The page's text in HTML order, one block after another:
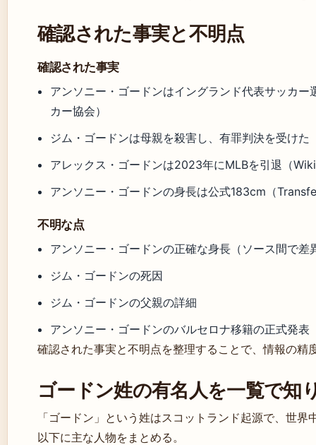
確認された事実と不明点
確認された事実
アンソニー・ゴードンはイングランド代表サッカ
カー協会）
ジム・ゴードンは母親を殺害し、有罪判決を受け
アレックス・ゴードンは2023年にMLBを引退（
アンソニー・ゴードンの身長は公式183cm（
不明な点
アンソニー・ゴードンの正確な身長（ソース間で差
ジム・ゴードンの死因
ジム・ゴードンの父親の詳細
アンソニー・ゴードンのバルセロナ移籍の正式発表
確認された事実と不明点を整理することで、情報の精
ゴードン姓の有名人を一覧で知
「ゴードン」という姓はスコットランド起源で、世
以下に主な人物をまとめる。